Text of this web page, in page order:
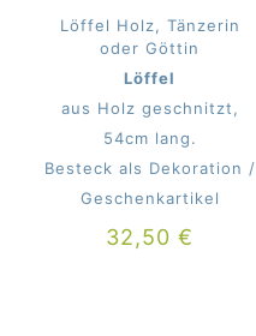
Löffel Holz, Tänzerin
oder Göttin
Löffel
aus Holz geschnitzt,
54cm lang.
Besteck als Dekoration /
Geschenkartikel
32,50€